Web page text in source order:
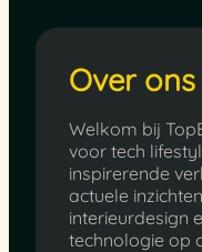
Over ons
Welkom bij
voor tech
inspirerende
actuele
interieurdesign
technologie op